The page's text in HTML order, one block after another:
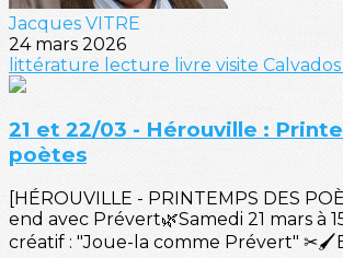
Jacques VITRE
24 mars 2026
littérature lecture livre visite Calvados
21 et 22/03 - Hérouville :
poètes
[HÉROUVILLE - PRINTEMPS DES
end avec Prévert🌿Samedi 21 mars à
créatif : "Joue-la comme Prévert"